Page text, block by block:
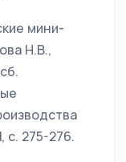
мини-
Н.В.,
с. 275-276.